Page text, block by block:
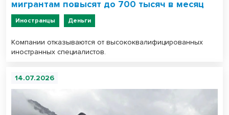
мигрантам повысят до 700 тысяч в месяц
Иностранцы Деньги
Компании отказываются от высококвалифицированных
иностранных специалистов.
14.07.2026